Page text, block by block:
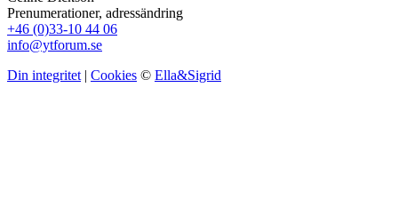
Prenumerationer, adressändring
+46 (0)33-10 44 06
info@ytforum.se
Din integritet | Cookies © Ella&Sigrid